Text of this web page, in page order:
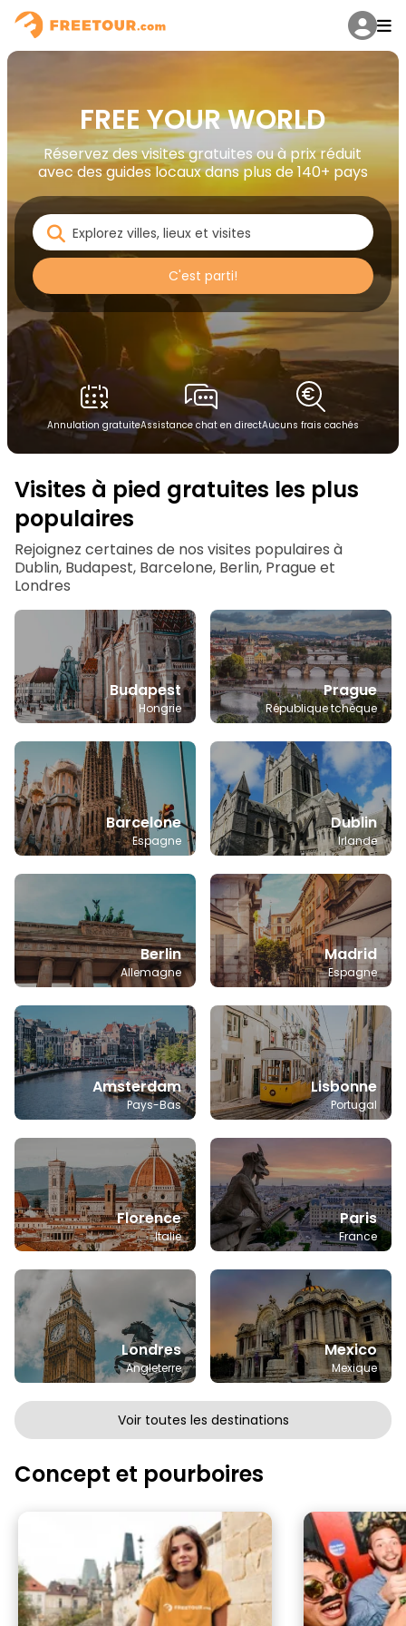
FREE YOUR WORLD
Réservez des visites gratuites ou à prix réduit
avec des guides locaux dans plus de 140+ pays
C'est parti!
Annulation gratuiteAssistance chat en directAucuns frais cachés
Visites à pied gratuites les plus
populaires
Rejoignez certaines de nos visites populaires à
Dublin, Budapest, Barcelone, Berlin, Prague et
Londres
Budapest
Hongrie
Prague
République tchèque
Barcelone
Espagne
Dublin
Irlande
Berlin
Allemagne
Madrid
Espagne
Amsterdam
Pays-Bas
Lisbonne
Portugal
Florence
Italie
Paris
France
Londres
Angleterre
Mexico
Mexique
Voir toutes les destinations
Concept et pourboires